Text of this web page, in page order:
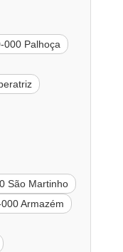
000 Palhoça
São Martinho
Armazém